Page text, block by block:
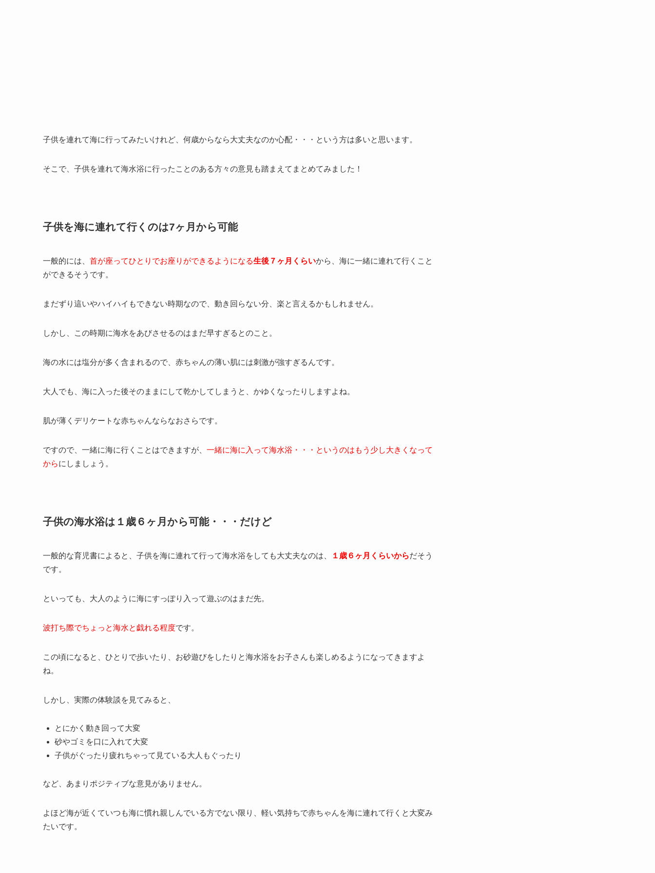
子供を連れて海に行ってみたいけれど、何歳からなら大丈夫なのか心配・・・という方は多いと思います。
そこで、子供を連れて海水浴に行ったことのある方々の意見も踏まえてまとめてみました！
子供を海に連れて行くのは7ヶ月から可能
一般的には、 首が座ってひとりでお座りができるようになる生後７ヶ月くらいから、海に一緒に連れて行くこと
ができるそうです。
まだずり這いやハイハイもできない時期なので、動き回らない分、楽と言えるかもしれません。
しかし、この時期に海水をあびさせるのはまだ早すぎるとのこと。
海の水には塩分が多く含まれるので、赤ちゃんの薄い肌には刺激が強すぎるんです。
大人でも、海に入った後そのままにして乾かしてしまうと、かゆくなったりしますよね。
肌が薄くデリケートな赤ちゃんならなおさらです。
ですので、一緒に海に行くことはできますが、 一緒に海に入って海水浴・・・というのはもう少し大きくなって
からにしましょう。
子供の海水浴は１歳６ヶ月から可能・・・だけど
一般的な育児書によると、子供を海に連れて行って海水浴をしても大丈夫なのは、 １歳６ヶ月くらいからだそう
です。
といっても、大人のように海にすっぽり入って遊ぶのはまだ先。
波打ち際でちょっと海水と戯れる程度です。
この頃になると、ひとりで歩いたり、お砂遊びをしたりと海水浴をお子さんも楽しめるようになってきますよ
ね。
しかし、実際の体験談を見てみると、
とにかく動き回って大変
砂やゴミを口に入れて大変
子供がぐったり疲れちゃって見ている大人もぐったり
など、あまりポジティブな意見がありません。
よほど海が近くていつも海に慣れ親しんでいる方でない限り、軽い気持ちで赤ちゃんを海に連れて行くと大変み
たいです。